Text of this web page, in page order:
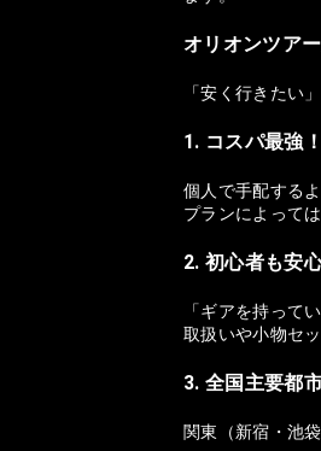
オリオンツア
「安く行きたい
1. コスパ最強
個人で手配する
プランによって
2. 初心者も安
「ギアを持って
取扱いや小物セ
3. 全国主要都
関東（新宿・池